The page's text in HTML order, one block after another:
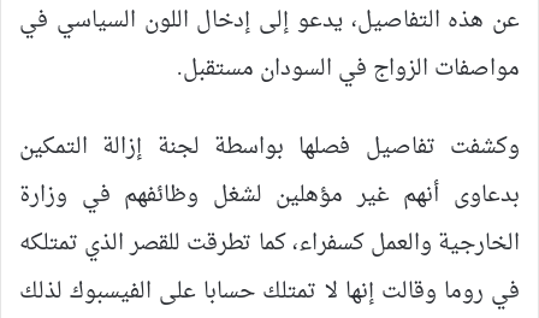
عن هذه التفاصيل، يدعو إلى إدخال اللون السياسي في
مواصفات الزواج في السودان مستقبل.
وكشفت تفاصيل فصلها بواسطة لجنة إزالة التمكين
بدعاوى أنهم غير مؤهلين لشغل وظائفهم في وزارة
الخارجية والعمل كسفراء، كما تطرقت للقصر الذي تمتلكه
في روما وقالت إنها لا تمتلك حسابا على الفيسبوك لذلك